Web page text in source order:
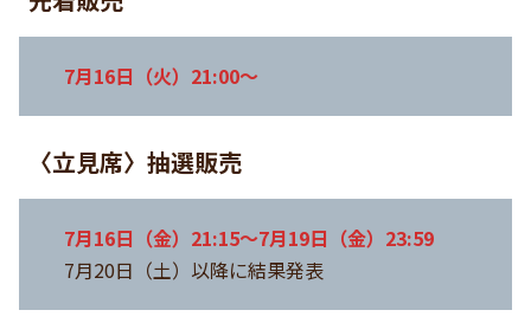
7月16日（火）21:00〜
〈立見席〉 抽選販売
7月16日（金）21:15〜7月19日（金）23:59
7月20日（土）以降に結果発表